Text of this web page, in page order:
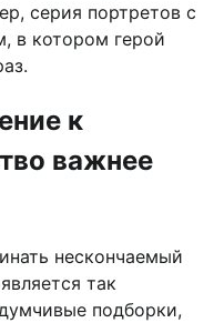
серия портретов с
в котором герой
к
важнее
нескончаемый
так
подборки,